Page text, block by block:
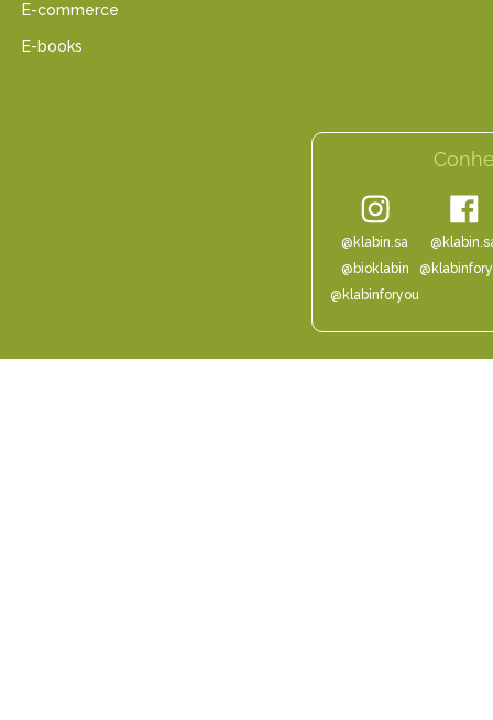
E-commerce
E-books
@klabin.sa
@bioklabin
@klabinforyou